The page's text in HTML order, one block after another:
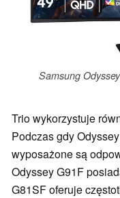
Samsung
Trio wykorzystuje
Podczas gdy
wyposażone są
Odyssey G91F
G81SF oferuje